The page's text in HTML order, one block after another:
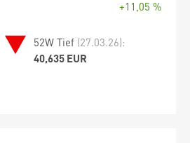
+11,05 %
52W Tief (27.03.26):
40,635 EUR